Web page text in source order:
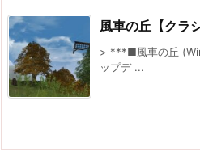
風車の丘【クラ
> ***■風車の丘
ップデ ...